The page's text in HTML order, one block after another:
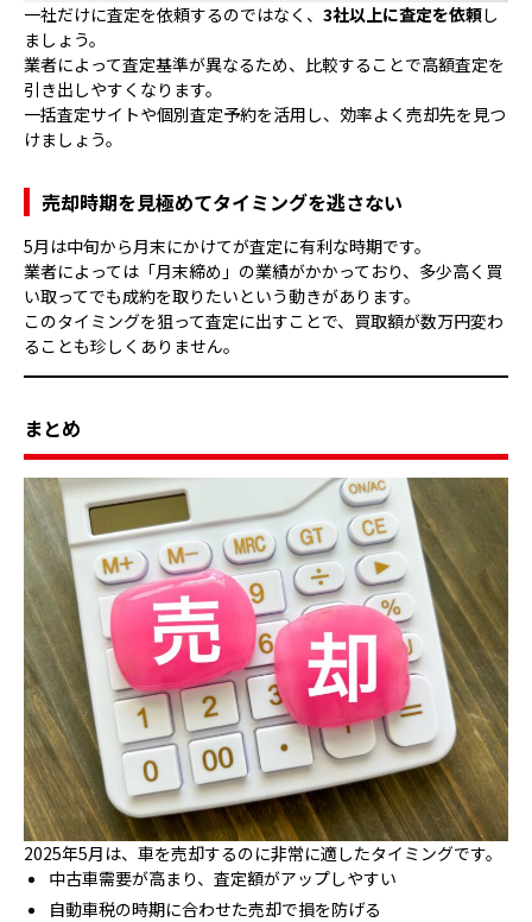
一社だけに査定を依頼するのではなく、 3社以上に査定を依頼し
ましょう。
業者によって査定基準が異なるため、比較することで高額査定を
引き出しやすくなります。
一括査定サイトや個別査定予約を活用し、効率よく売却先を見つ
けましょう。
売却時期を見極めてタイミングを逃さない
5月は中旬から月末にかけてが査定に有利な時期です。
業者によっては「月末締め」の業績がかかっており、多少高く買
い取ってでも成約を取りたいという動きがあります。
このタイミングを狙って査定に出すことで、買取額が数万円変わ
ることも珍しくありません。
まとめ
2025年5月は、車を売却するのに非常に適したタイミングです。
中古車需要が高まり、査定額がアップしやすい
自動車税の時期に合わせた売却で損を防げる